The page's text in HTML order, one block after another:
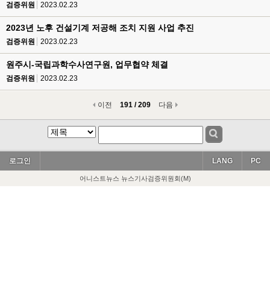
검증위원 2023.02.23
2023년 노후 건설기계 저공해 조치 지원 사업 추진
검증위원 2023.02.23
원주시-국립과학수사연구원, 업무협약 체결
검증위원 2023.02.23
이전 191 / 209 다음
로그인 PC
LANG
어니스트뉴스 뉴스기사검증위원회(M)